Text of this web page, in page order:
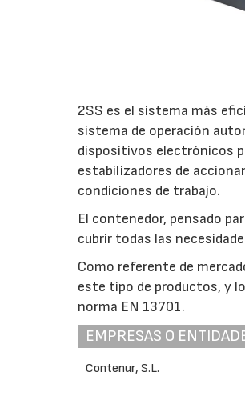
2SS es el sistema más
sistema de operación
dispositivos electrónicos
estabilizadores de
condiciones de trabajo.
El contenedor, pensado
cubrir todas las
Como referente de
este tipo de productos, y
norma EN 13701.
EMPRESAS O
Contenur, S.L.